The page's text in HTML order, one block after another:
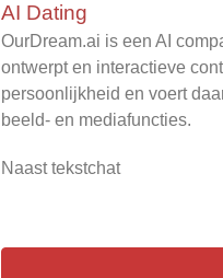
AI Dating
OurDream.ai is een AI
ontwerpt en interactieve
persoonlijkheid en voert
beeld- en mediafuncties.
Naast tekstchat